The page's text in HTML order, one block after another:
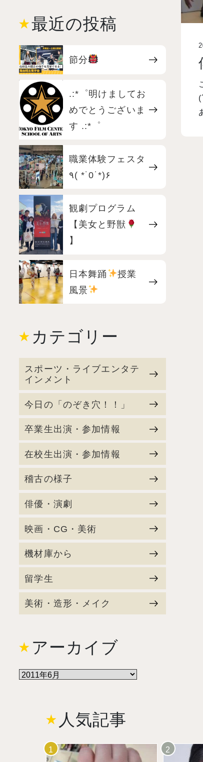
最近の投稿
節分
.:*゜明けましてお
めでとうございま
す .:*゜
職業体験フェスタ
٩( *˙0˙*)۶
観劇プログラム
【美女と野獣
】
日本舞踊
授業
風景
カテゴリー
スポーツ・ライブエンタテ
インメント
今日の「のぞき穴！！」
卒業生出演・参加情報
在校生出演・参加情報
稽古の様子
俳優・演劇
映画・CG・美術
機材庫から
留学生
美術・造形・メイク
アーカイブ
人気記事